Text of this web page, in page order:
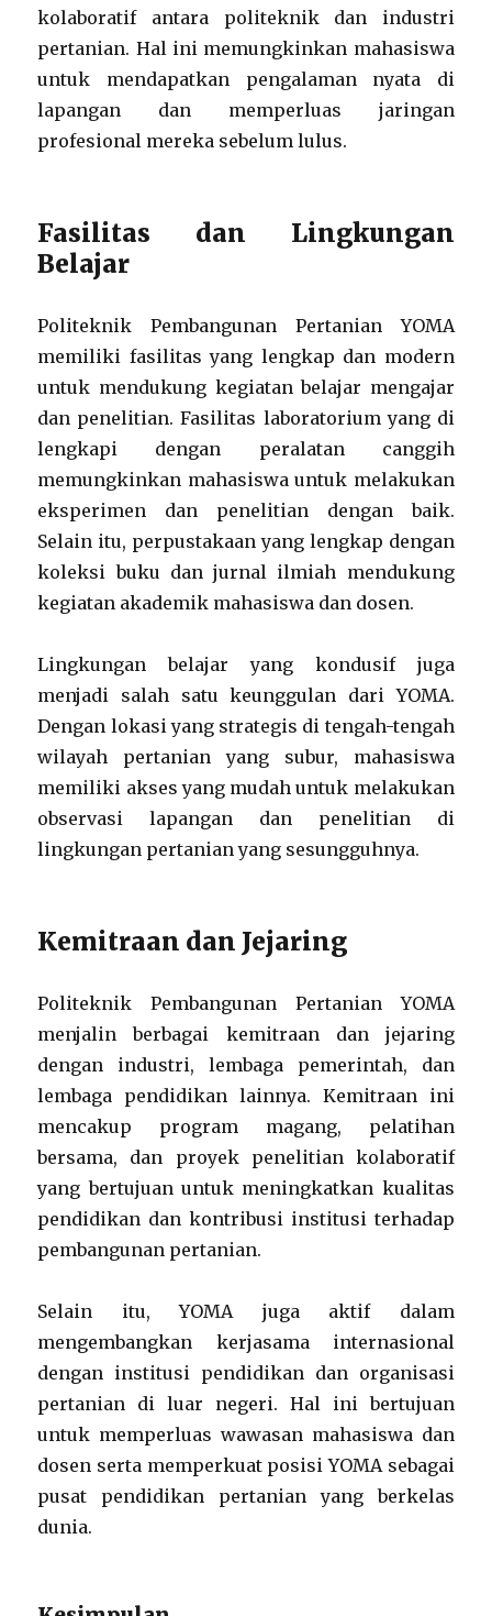
kolaboratif antara politeknik dan industri
pertanian. Hal ini memungkinkan mahasiswa
untuk mendapatkan pengalaman nyata di
lapangan dan memperluas jaringan
profesional mereka sebelum lulus.
Fasilitas dan Lingkungan
Belajar
Politeknik Pembangunan Pertanian YOMA
memiliki fasilitas yang lengkap dan modern
untuk mendukung kegiatan belajar mengajar
dan penelitian. Fasilitas laboratorium yang di
lengkapi dengan peralatan canggih
memungkinkan mahasiswa untuk melakukan
eksperimen dan penelitian dengan baik.
Selain itu, perpustakaan yang lengkap dengan
koleksi buku dan jurnal ilmiah mendukung
kegiatan akademik mahasiswa dan dosen.
Lingkungan belajar yang kondusif juga
menjadi salah satu keunggulan dari YOMA.
Dengan lokasi yang strategis di tengah-tengah
wilayah pertanian yang subur, mahasiswa
memiliki akses yang mudah untuk melakukan
observasi lapangan dan penelitian di
lingkungan pertanian yang sesungguhnya.
Kemitraan dan Jejaring
Politeknik Pembangunan Pertanian YOMA
menjalin berbagai kemitraan dan jejaring
dengan industri, lembaga pemerintah, dan
lembaga pendidikan lainnya. Kemitraan ini
mencakup program magang, pelatihan
bersama, dan proyek penelitian kolaboratif
yang bertujuan untuk meningkatkan kualitas
pendidikan dan kontribusi institusi terhadap
pembangunan pertanian.
Selain itu, YOMA juga aktif dalam
mengembangkan kerjasama internasional
dengan institusi pendidikan dan organisasi
pertanian di luar negeri. Hal ini bertujuan
untuk memperluas wawasan mahasiswa dan
dosen serta memperkuat posisi YOMA sebagai
pusat pendidikan pertanian yang berkelas
dunia.